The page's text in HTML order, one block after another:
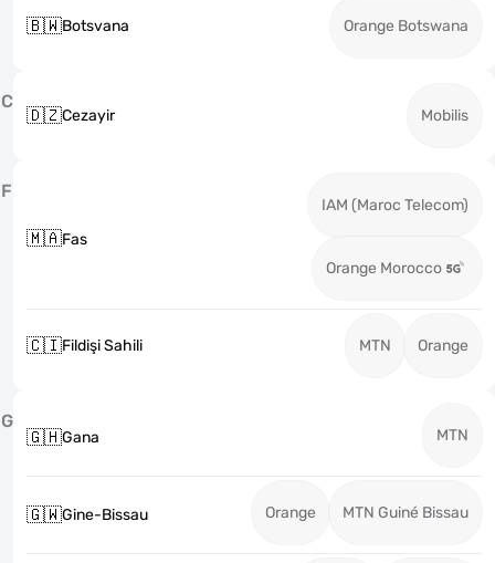
🇧🇼Botsvana Orange Botswana
C
🇩🇿Cezayir Mobilis
F
🇲🇦Fas
IAM (Maroc Telecom)
Orange Morocco
🇨🇮Fildişi Sahili MTN Orange
G
🇬🇭Gana MTN
🇬🇼Gine-Bissau Orange MTN Guiné Bissau